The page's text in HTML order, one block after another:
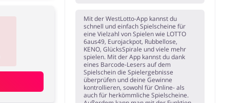
Mit der WestLotto-App kannst du
schnell und einfach Spielscheine für
eine Vielzahl von Spielen wie LOTTO
6aus49, Eurojackpot, Rubbellose,
KENO, GlücksSpirale und viele mehr
spielen. Mit der App kannst du dank
eines Barcode-Lesers auf dem
Spielschein die Spielergebnisse
überprüfen und deine Gewinne
kontrollieren, sowohl für Online- als
auch für herkömmliche Spielscheine.